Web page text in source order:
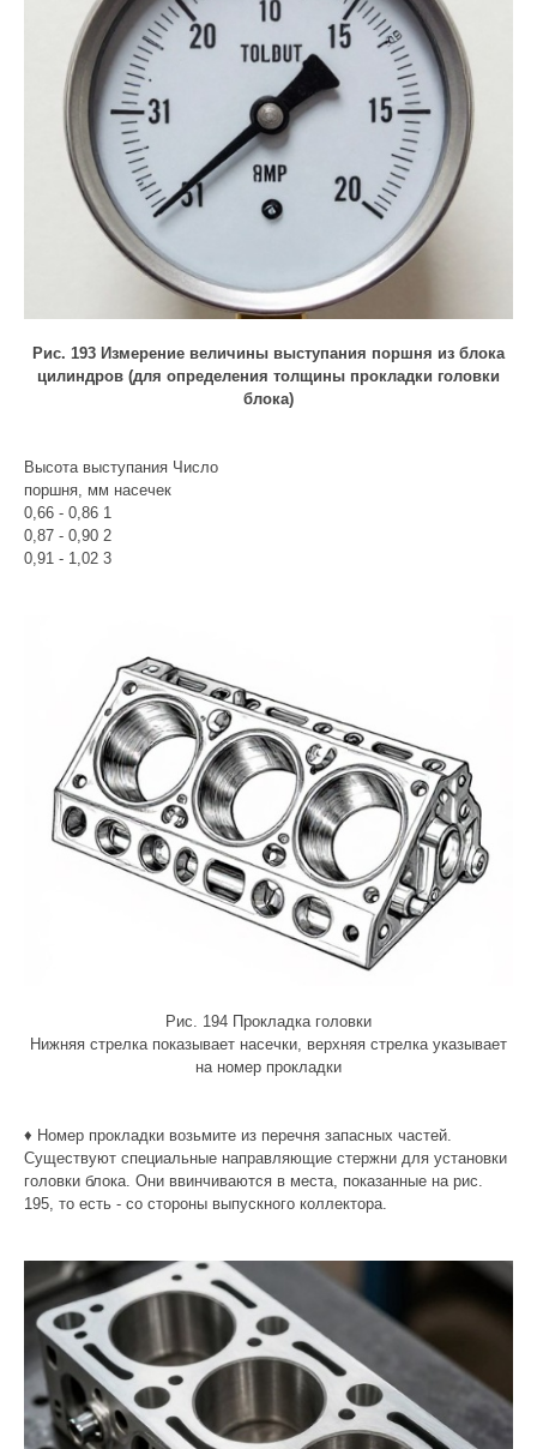
Рис. 193 Измерение величины выступания поршня из блока
цилиндров (для определения толщины прокладки головки
блока)
Высота выступания Число
поршня, мм насечек
0,66 - 0,86 1
0,87 - 0,90 2
0,91 - 1,02 3
Рис. 194 Прокладка головки
Нижняя стрелка показывает насечки, верхняя стрелка указывает
на номер прокладки
♦ Номер прокладки возьмите из перечня запасных частей.
Существуют специальные направляющие стержни для установки
головки блока. Они ввинчиваются в места, показанные на рис.
195, то есть - со стороны выпускного коллектора.